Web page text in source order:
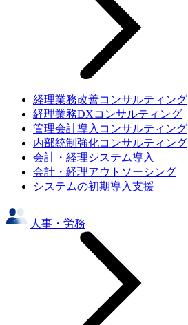
経理業務改善コンサルティング
経理業務DXコンサルティング
管理会計導入コンサルティング
内部統制強化コンサルティング
会計・経理システム導入
会計・経理アウトソーシング
システムの初期導入支援
人事・労務